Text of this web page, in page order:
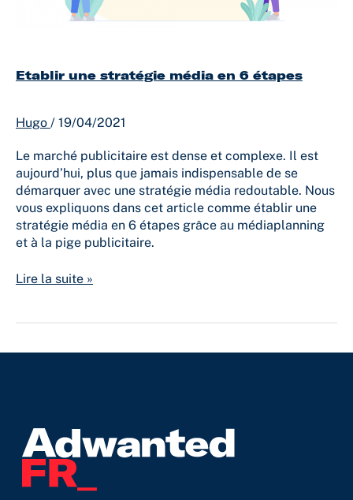
Etablir une stratégie média en 6 étapes
Hugo / 19/04/2021
Le marché publicitaire est dense et complexe. Il est
aujourd’hui, plus que jamais indispensable de se
démarquer avec une stratégie média redoutable. Nous
vous expliquons dans cet article comme établir une
stratégie média en 6 étapes grâce au médiaplanning
et à la pige publicitaire.
Lire la suite »